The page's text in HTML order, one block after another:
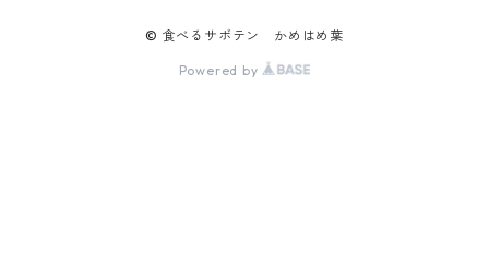
© 食べるサボテン かめはめ葉
Powered by